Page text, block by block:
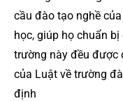
cầu đào tạo nghề
học, giúp họ chuẩn
trường này đều được
của Luật về trường
định